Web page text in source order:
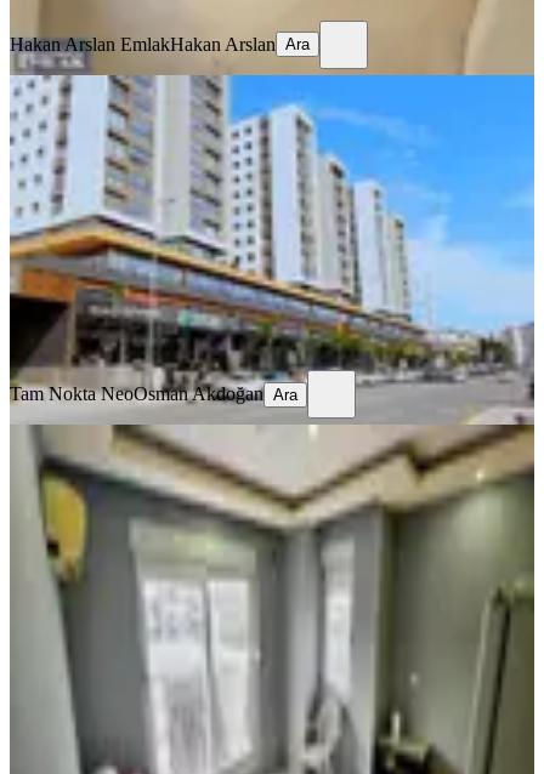
Hakan Arslan EmlakHakan Arslan Ara
YENİ
Terra Manzara'da Lüks 1+1 Kiralık
Kepez, Gülveren Mahallesi
1+1
·63 m²· 11. Kat 08.08.2026
45.000 ₺
Tam Nokta NeoOsman Akdoğan
Ara
Tam Nokta NeoOsman Akdoğan Ara
A K Mutludan Kültürde Eşyalı
Stüdyo Daire 1+1
Kepez, Kültür Mahallesi
1+1
40 m²· 08.08.2026
20.000 ₺
Mutlu İnanoğlu